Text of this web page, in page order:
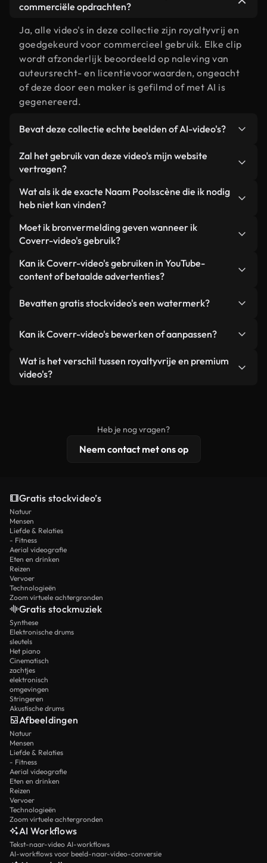
commerciële opdrachten?
Ja, alle video's in deze collectie zijn royaltyvrij en
goedgekeurd voor commercieel gebruik. Elke clip
wordt afzonderlijk beoordeeld op naleving van
auteursrecht- en licentievoorwaarden, ongeacht
of deze door een maker is gefilmd of met AI is
gegenereerd.
Bevat deze collectie echte beelden of AI-video's?
Beide. Dit is een hybride bibliotheek die bestaat
uit echte, door mensen gefilmde beelden van
video's. Elke video is duidelijk gelabeld, zodat je
altijd weet wat je gebruikt.
Zal het gebruik van deze video's mijn website
vertragen?
Niet als u voor onze geoptimaliseerde versies
kiest. Wij bieden lichtgewicht, webklare formaten
achtergrond. Zo blijft de kwaliteit hoog, worden de
laadtijden geminimaliseerd en worden
statistieken zoals LCP verbeterd.
Wat als ik de exacte Naam Poolsscène die ik nodig
heb niet kan vinden?
Met Coverr AI Studio maak je direct een video.
Beschrijf de scène – bijvoorbeeld "Naam Pools bij
enkele seconden een gepersonaliseerde video die
voldoet aan onze licentievoorwaarden.
Moet ik bronvermelding geven wanneer ik
Coverr-video's gebruik?
Naamsvermelding is niet vereist. Alle video's in
onze stockbibliotheek zijn royaltyvrij en kunnen
hoewel dit altijd op prijs wordt gesteld.
Kan ik Coverr-video's gebruiken in YouTube-
content of betaalde advertenties?
gebruikt in YouTube-video's met advertentie-
advertenties van klanten, zolang je de beelden
een losstaand product.
Bevatten gratis stockvideo's een watermerk?
zijn of door AI gegenereerd – bevat watermerken.
Je krijgt schoon, direct bruikbaar beeldmateriaal.
Kan ik Coverr-video's bewerken of aanpassen?
Ja. Je mag onze video's inkorten, bijsnijden of
remixen. Zorg er wel voor dat het eindproduct
Wat is het verschil tussen royaltyvrije en premium
video's?
licentiebescherming omvat.
Heb je nog vragen?
Neem contact met ons op
Gratis stockvideo’s
Natuur
Mensen
Liefde & Relaties
- Fitness
Aerial videografie
Eten en drinken
Reizen
Vervoer
Technologieën
Zoom virtuele achtergronden
Gratis stockmuziek
Synthese
Elektronische drums
sleutels
Het piano
Cinematisch
zachtjes
elektronisch
omgevingen
Stringeren
Akustische drums
Afbeeldingen
Natuur
Mensen
Liefde & Relaties
- Fitness
Aerial videografie
Eten en drinken
Reizen
Vervoer
Technologieën
Zoom virtuele achtergronden
AI Workflows
Tekst-naar-video AI-workflows
AI-workflows voor beeld-naar-video-conversie